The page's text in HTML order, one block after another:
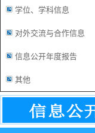
学位、学科信息
对外交流与合作信息
信息公开年度报告
其他